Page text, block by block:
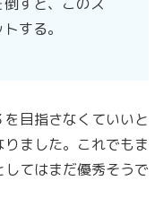
する。
目指さなくていいと
ました。これでもま
てはまだ優秀そうで